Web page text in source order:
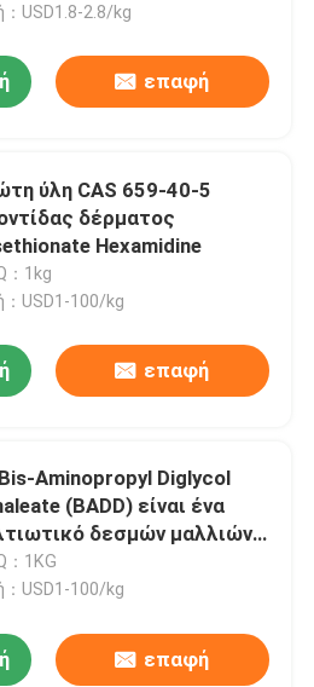
：USD1.8-2.8/kg
επαφή
ύλη CAS 659-40-5
δέρματος
Hexamidine
：1kg
：USD1-100/kg
επαφή
Aminopropyl Diglycol
(BADD) είναι ένα
δεσμών μαλλιών
αποκαθιστά τη δύναμη και
ακεραιότητα στους
τα μαλλιά κατά
χημικών εργασιών
：1KG
：USD1-100/kg
επαφή